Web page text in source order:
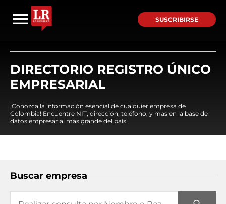
SUSCRIBIRSE
DIRECTORIO REGISTRO ÚNICO
EMPRESARIAL
¡Conozca la información esencial de cualquier empresa de
Colombia! Encuentre NIT, dirección, teléfono, y mas en la base de
datos empresarial mas grande del país.
Buscar empresa